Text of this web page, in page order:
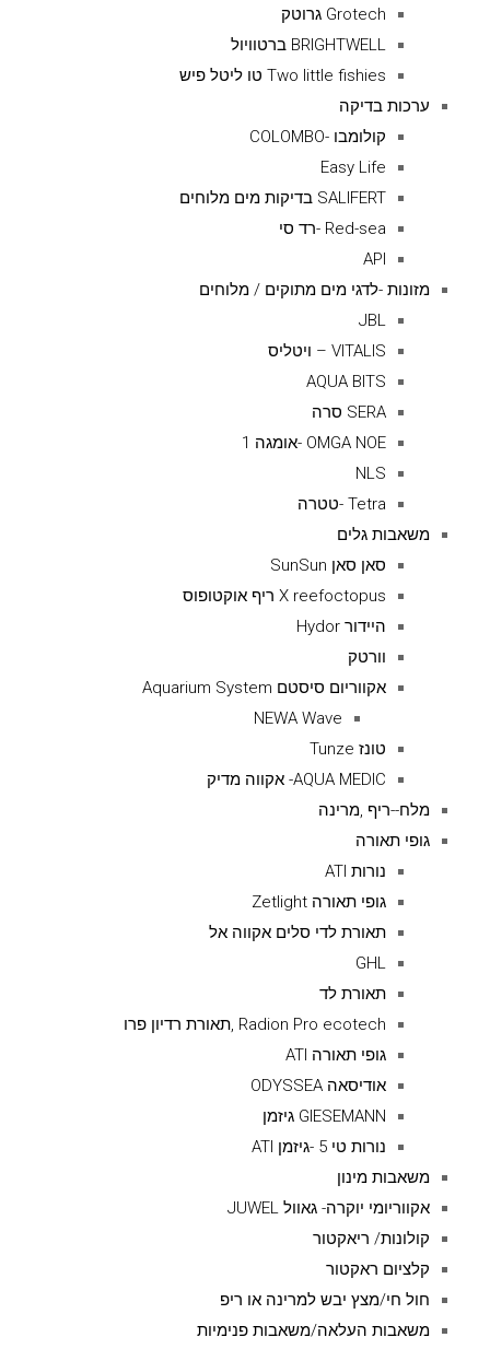
Grotech גרוטק
BRIGHTWELL ברטוויול
Two little fishies טו ליטל פיש
ערכות בדיקה
קולומבו -COLOMBO
Easy Life
SALIFERT בדיקות מים מלוחים
Red-sea -רד סי
API
מזונות -לדגי מים מתוקים / מלוחים
JBL
VITALIS – ויטליס
AQUA BITS
SERA סרה
OMGA NOE -אומגה 1
NLS
Tetra -טטרה
משאבות גלים
סאן סאן SunSun
X reefoctopus ריף אוקטופוס
היידור Hydor
וורטק
אקווריום סיסטם Aquarium System
NEWA Wave
טונז Tunze
AQUA MEDIC- אקווה מדיק
מלח--ריף ,מרינה
גופי תאורה
נורות ATI
גופי תאורה Zetlight
תאורת לדי סלים אקווה אל
GHL
תאורת לד
Radion Pro ecotech ,תאורת רדיון פרו
גופי תאורה ATI
אודיסאה ODYSSEA
GIESEMANN גיזמן
נורות טי 5 -גיזמן ATI
משאבות מינון
אקווריומי יוקרה- גאוול JUWEL
קולונות/ ריאקטור
קלציום ראקטור
חול חי/מצץ יבש למרינה או ריפ
משאבות העלאה/משאבות פנימיות